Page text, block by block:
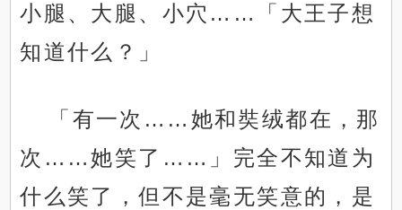
小腿、大腿、小穴……「大王子想
知道什么？」
「有一次……她和奘绒都在，那
次……她笑了……」完全不知道为
什么笑了，但不是毫无笑意的，是